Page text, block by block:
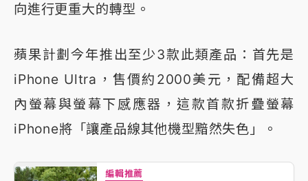
向進行更重大的轉型。
蘋果計劃今年推出至少3款此類產品：首先是
iPhone Ultra，售價約2000美元，配備超大
內螢幕與螢幕下感應器，這款首款折疊螢幕
iPhone將「讓產品線其他機型黯然失色」。
編輯推薦